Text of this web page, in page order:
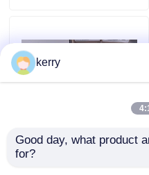
ब्लॉग
GE Mark VIe
kerry
Good day, what product
for?